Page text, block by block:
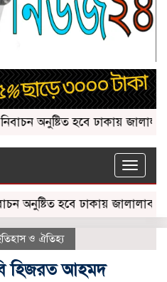
হ‌বে ঢাকায় জালালাবাদ
Toggle
হ‌বে ঢাকায় জালালাবাদ
ও ঐতিহ্য
হিজরত আহমদ